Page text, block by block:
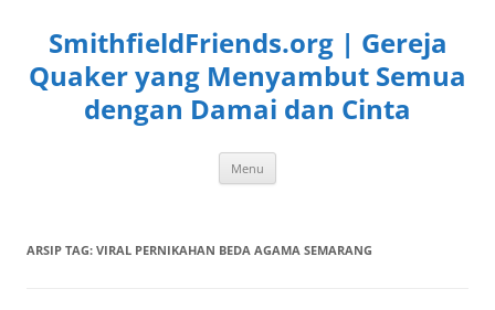
SmithfieldFriends.org | Gereja
Quaker yang Menyambut Semua
dengan Damai dan Cinta
Menu
ARSIP TAG: VIRAL PERNIKAHAN BEDA AGAMA SEMARANG